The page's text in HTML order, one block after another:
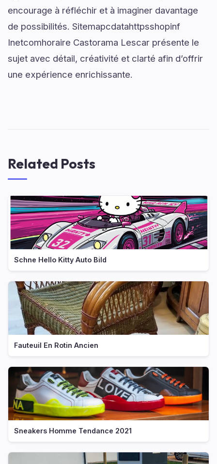
encourage à réfléchir et à imaginer davantage
de possibilités. Sitemapcdatahttpsshopinf
Inetcomhoraire Castorama Lescar présente le
sujet avec détail, créativité et clarté afin d’offrir
une expérience enrichissante.
Related Posts
Schne Hello Kitty Auto Bild
Fauteuil En Rotin Ancien
Sneakers Homme Tendance 2021